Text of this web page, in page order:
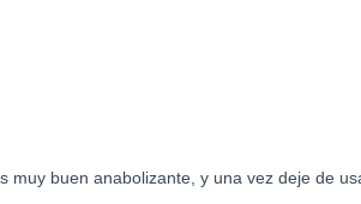
buen anabolizante, y una vez deje de